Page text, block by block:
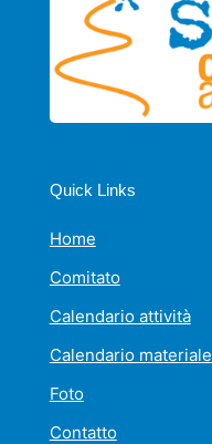
Quick Links
Home
Comitato
Calendario attività
Calendario materiale
Foto
Contatto